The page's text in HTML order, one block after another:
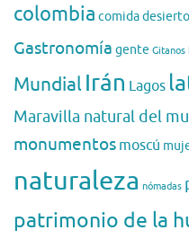
colombia comidadesierto
Gastronomía gente Gitanos
MundialIrán Lagos
Maravilla natural del
monumentos moscú
naturaleza nómadas
patrimonio de la